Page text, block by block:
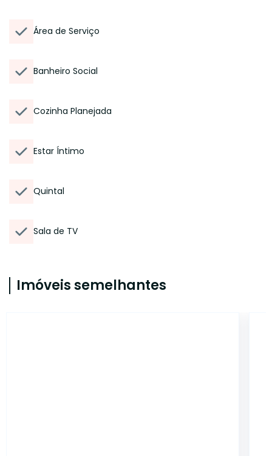
Área de Serviço
Banheiro Social
Cozinha Planejada
Estar Íntimo
Quintal
Sala de TV
Imóveis semelhantes